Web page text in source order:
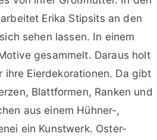
Erika Stipsits an den
sehen lassen. In einem
gesammelt. Daraus holt
ihre Eierdekorationen. Da gibt
Blattformen, Ranken und
aus einem Hühner-,
ein Kunstwerk. Oster-